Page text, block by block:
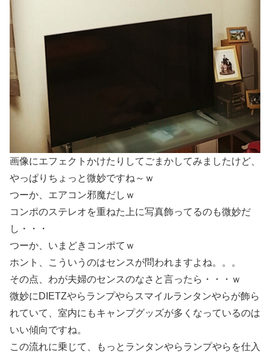
画像にエフェクトかけたりしてごまかしてみましたけど、
やっぱりちょっと微妙ですね～ｗ
つーか、エアコン邪魔だしｗ
コンポのステレオを重ねた上に写真飾ってるのも微妙だ
し・・・
つーか、いまどきコンポてｗ
ホント、こういうのはセンスが問われますよね。。。
その点、わが夫婦のセンスのなさと言ったら・・・ｗ
微妙にDIETZやらランプやらスマイルランタンやらが飾ら
れていて、室内にもキャンプグッズが多くなっているのは
いい傾向ですね。
この流れに乗じて、もっとランタンやらランプやらを仕入